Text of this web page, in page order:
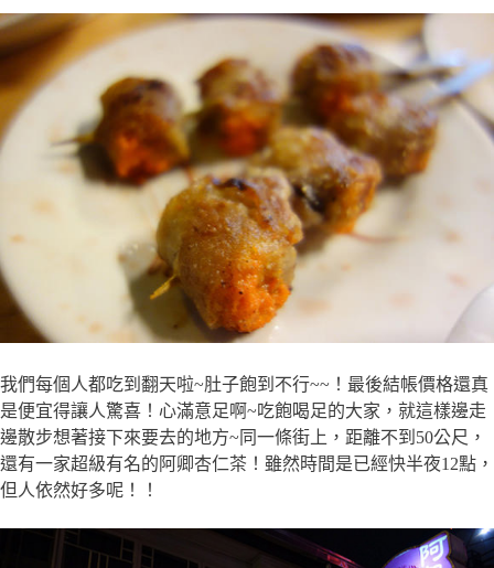
我們每個人都吃到翻天啦~肚子飽到不行~~！最後結帳價格還真
是便宜得讓人驚喜！心滿意足啊~吃飽喝足的大家，就這樣邊走
邊散步想著接下來要去的地方~同一條街上，距離不到50公尺，
還有一家超級有名的阿卿杏仁茶！雖然時間是已經快半夜12點，
但人依然好多呢！！